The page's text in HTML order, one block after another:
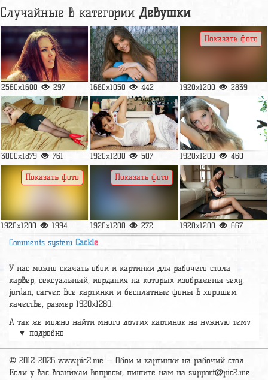
Случайные в категории Девушки
2560x1600 297 1680x1050 442 1920x1200 2839
Показать фото
3000x1879 761 1920x1200 507 1920x1200 460
1920x1200 1994
Показать фото
1920x1200 272
Показать фото
1920x1200 667
Comments system Cackle
У нас можно скачать обои и картинки для рабочего стола
карвер, сексуальный, иордания на которых изображены sexy,
jordan, carver. Все картинки и бесплатные фоны в хорошем
качестве, размер 1920x1280.
А так же можно найти много других картинок на нужную тему
разделобои Девушки
большое количество красивых широкоформатных картинок, фото
и обоев хорошего hd качества бесплатно и на телефон.
▼ подробно
© 2012-2026 www.pic2.me — Обои и картинки на рабочий стол.
Если у вас возникли вопросы, пишите нам на support@pic2.me.